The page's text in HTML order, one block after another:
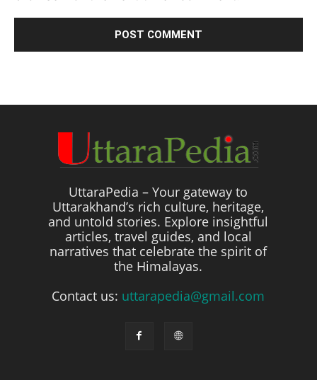
UttaraPedia – Your gateway to
Uttarakhand’s rich culture, heritage,
and untold stories. Explore insightful
articles, travel guides, and local
narratives that celebrate the spirit of
the Himalayas.
Contact us: uttarapedia@gmail.com